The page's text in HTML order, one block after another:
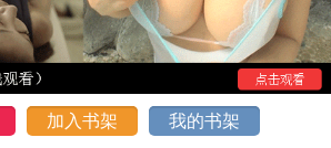
加入书架 我的书架